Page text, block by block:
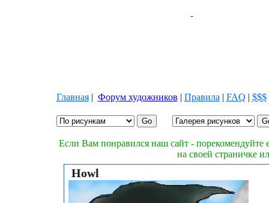
Главная| Форум художников | Правила | FAQ | $$$
Если Вам понравился наш сайт - порекомендуйте
на своей страничке
Howl